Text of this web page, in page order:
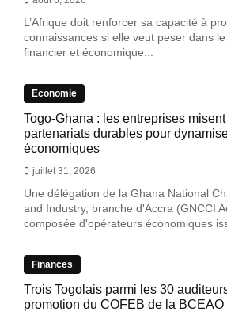
L’Afrique doit renforcer sa capacité à
connaissances si elle veut peser dans
financier et économique...
Economie
Togo-Ghana : les entreprises
partenariats durables pour
économiques
juillet 31, 2026
Une délégation de la Ghana National
and Industry, branche d'Accra (GNCCI
composée d'opérateurs économiques
Finances
Trois Togolais parmi les 30
promotion du COFEB de la BCEAO